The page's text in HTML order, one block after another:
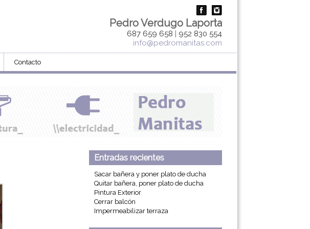
Pedro Verdugo Laporta
687 659 658 | 952 830 554
info@pedromanitas.com
Contacto
Entradas recientes
Sacar bañera y poner plato de ducha
Quitar bañera, poner plato de ducha
Pintura Exterior
Cerrar balcón
Impermeabilizar terraza